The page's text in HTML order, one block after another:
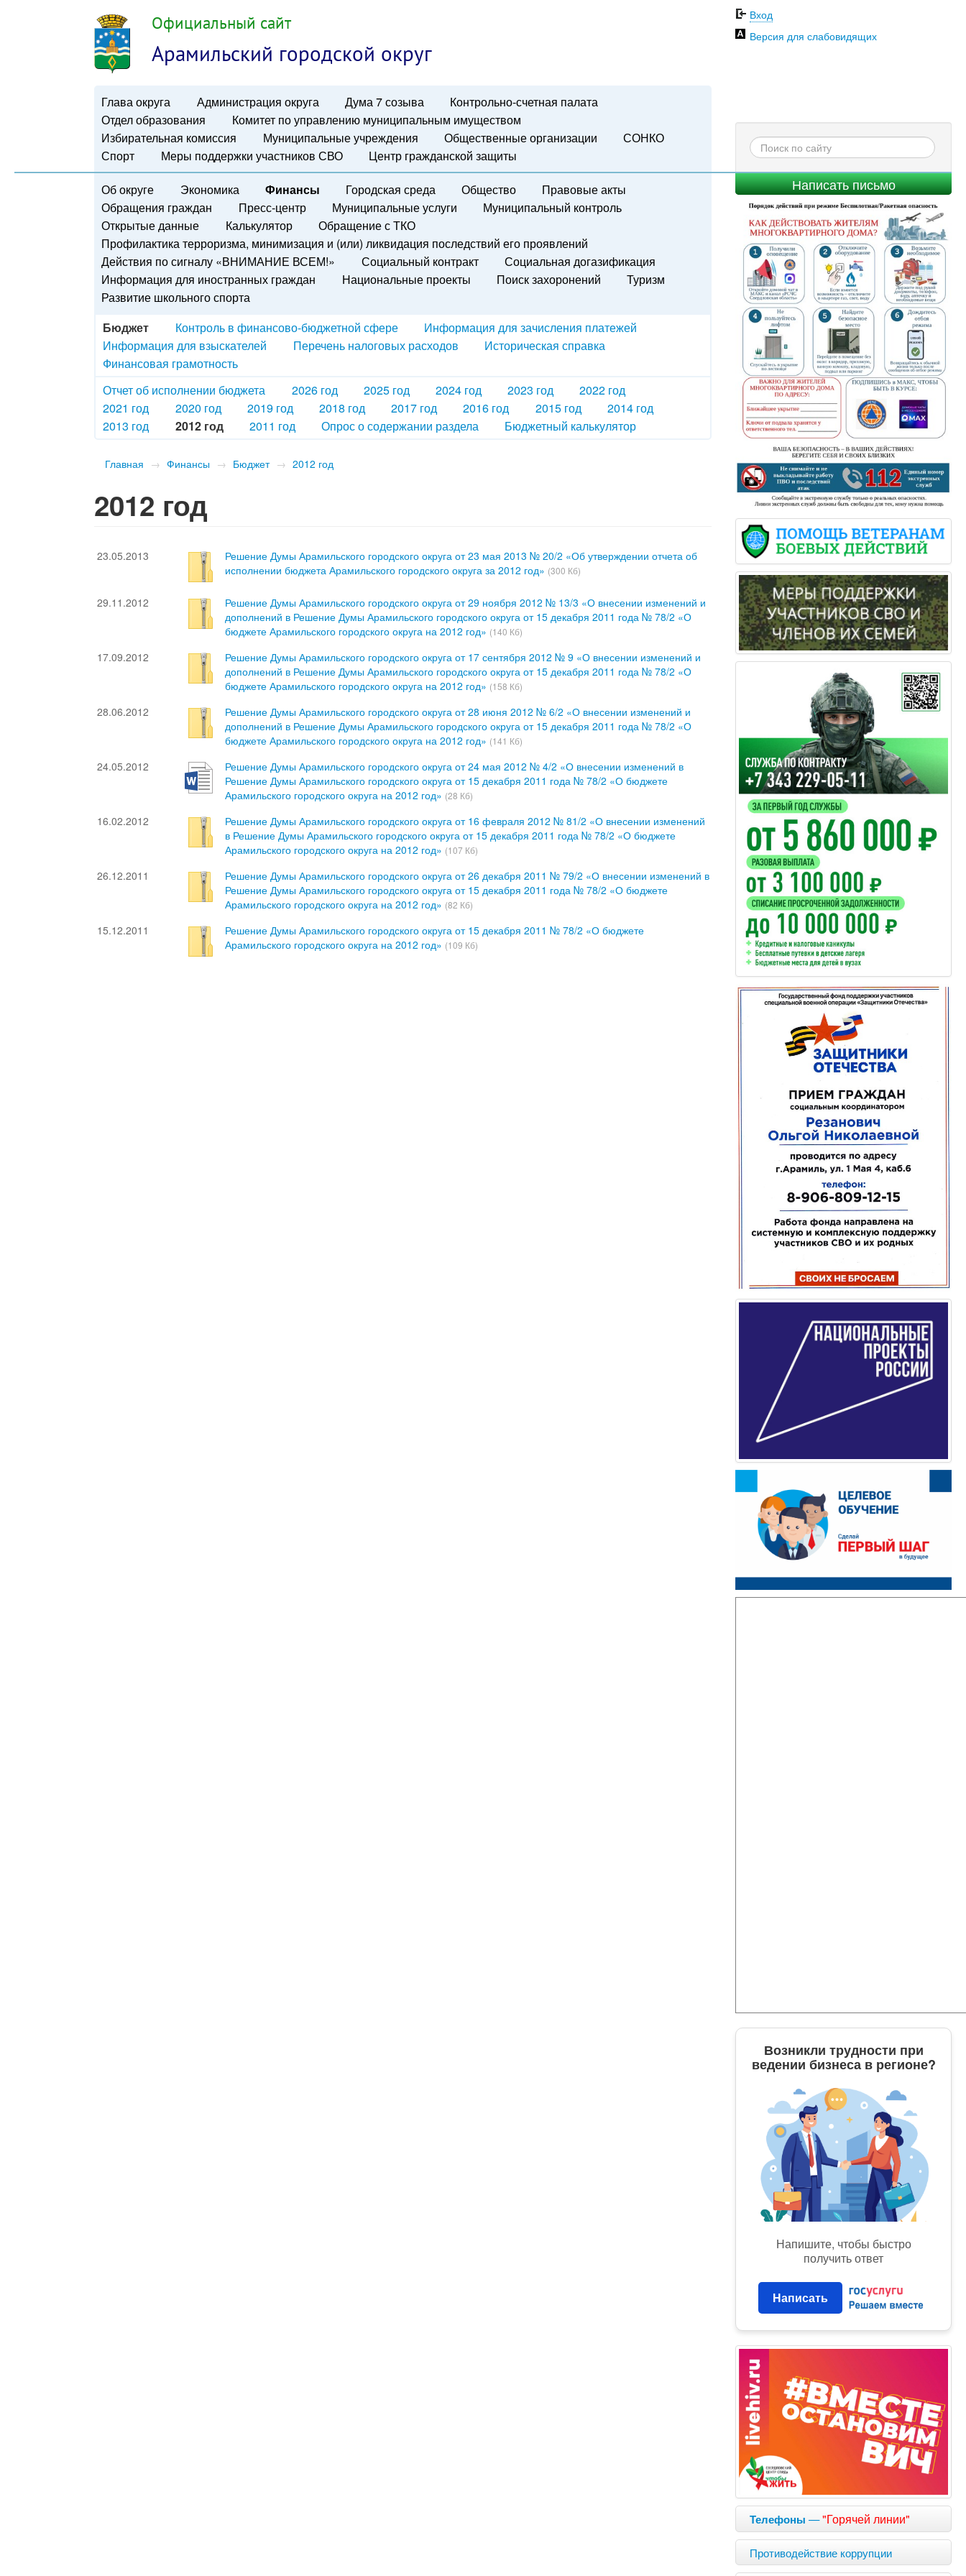
Официальный сайт
Арамильский городской округ
Глава округа Администрация округа Дума 7 созыва
Контрольно-счетная палата
Отдел образования
Комитет по управлению муниципальным имуществом
Избирательная комиссия
Муниципальные учреждения Общественные организации
СОНКО
Спорт
Меры поддержки участников СВО Центр гражданской защиты
Вход
Версия для слабовидящих
Написать письмо
Об округе Экономика Финансы Городская среда Общество
Правовые акты
Обращения граждан
Пресс-центр Муниципальные услуги
Муниципальный контроль
Открытые данные
Калькулятор
Обращение с ТКО
Профилактика терроризма, минимизация и (или) ликвидация последствий его проявлений
Действия по сигналу «ВНИМАНИЕ ВСЕМ!»
Социальный контракт
Социальная догазификация
Информация для иностранных граждан
Национальные проекты Поиск захоронений
Туризм
Развитие школьного спорта
Бюджет
Контроль в финансово-бюджетной сфере
Информация для зачисления платежей
Информация для взыскателей
Перечень налоговых расходов
Историческая справка
Финансовая грамотность
Отчет об исполнении бюджета
2026 год 2025 год 2024 год 2023 год
2022 год
2021 год
2020 год 2019 год 2018 год 2017 год 2016 год 2015 год
2014 год
2013 год
2012 год 2011 год Опрос о содержании раздела Бюджетный калькулятор
Главная → Финансы → Бюджет → 2012 год
2012 год
23.05.2013
Решение Думы Арамильского городского округа от 23 мая 2013 № 20/2 «Об утверждении отчета об
исполнении бюджета Арамильского городского округа за 2012 год» (300 Кб)
29.11.2012
Решение Думы Арамильского городского округа от 29 ноября 2012 № 13/3 «О внесении изменений и
дополнений в Решение Думы Арамильского городского округа от 15 декабря 2011 года № 78/2 «О
бюджете Арамильского городского округа на 2012 год» (140 Кб)
17.09.2012
Решение Думы Арамильского городского округа от 17 сентября 2012 № 9 «О внесении изменений и
дополнений в Решение Думы Арамильского городского округа от 15 декабря 2011 года № 78/2 «О
бюджете Арамильского городского округа на 2012 год» (158 Кб)
28.06.2012
Решение Думы Арамильского городского округа от 28 июня 2012 № 6/2 «О внесении изменений и
дополнений в Решение Думы Арамильского городского округа от 15 декабря 2011 года № 78/2 «О
бюджете Арамильского городского округа на 2012 год» (141 Кб)
24.05.2012
Решение Думы Арамильского городского округа от 24 мая 2012 № 4/2 «О внесении изменений в
Решение Думы Арамильского городского округа от 15 декабря 2011 года № 78/2 «О бюджете
Арамильского городского округа на 2012 год» (28 Кб)
16.02.2012
Решение Думы Арамильского городского округа от 16 февраля 2012 № 81/2 «О внесении изменений
в Решение Думы Арамильского городского округа от 15 декабря 2011 года № 78/2 «О бюджете
Арамильского городского округа на 2012 год» (107 Кб)
26.12.2011
Решение Думы Арамильского городского округа от 26 декабря 2011 № 79/2 «О внесении изменений в
Решение Думы Арамильского городского округа от 15 декабря 2011 года № 78/2 «О бюджете
Арамильского городского округа на 2012 год» (82 Кб)
15.12.2011
Решение Думы Арамильского городского округа от 15 декабря 2011 № 78/2 «О бюджете
Арамильского городского округа на 2012 год» (109 Кб)
Возникли трудности при
ведении бизнеса в регионе?
Напишите, чтобы быстро
получить ответ
Написать
Телефоны —"Горячей линии"
Противодействие коррупции